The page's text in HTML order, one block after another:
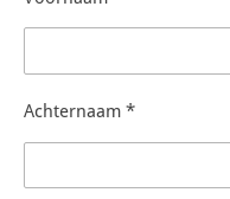
Achternaam *